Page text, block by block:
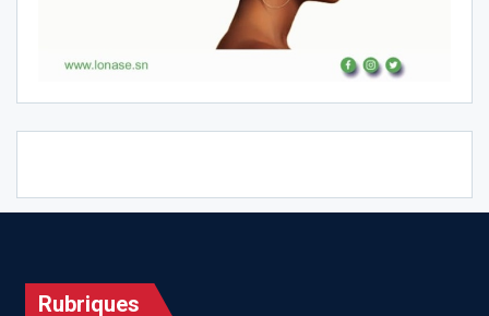
Rubriques